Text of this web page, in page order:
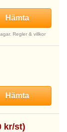
Hämta
Regler & villkor
Hämta
kr/st)